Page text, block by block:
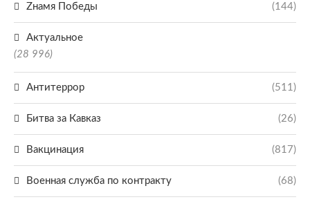
Zнамя Победы (144)
Актуальное
(28 996)
Антитеррор (511)
Битва за Кавказ (26)
Вакцинация (817)
Военная служба по контракту (68)